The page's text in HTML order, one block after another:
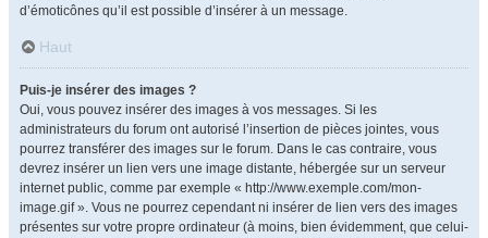
d’émoticônes qu’il est possible d’insérer à un message.
Haut
Puis-je insérer des images ?
Oui, vous pouvez insérer des images à vos messages. Si les
administrateurs du forum ont autorisé l’insertion de pièces jointes, vous
pourrez transférer des images sur le forum. Dans le cas contraire, vous
devrez insérer un lien vers une image distante, hébergée sur un serveur
internet public, comme par exemple « http://www.exemple.com/mon-
image.gif ». Vous ne pourrez cependant ni insérer de lien vers des images
présentes sur votre propre ordinateur (à moins, bien évidemment, que celui-